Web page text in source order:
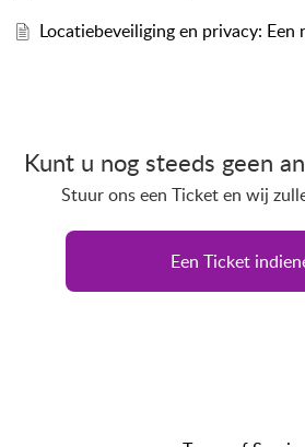
Locatiebeveiliging en privacy: Een
Kunt u nog steeds geen
Stuur ons een Ticket en wij
Een Ticket